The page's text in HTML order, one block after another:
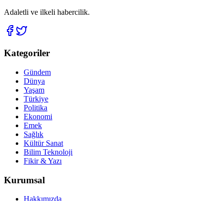
Adaletli ve ilkeli habercilik.
Kategoriler
Gündem
Dünya
Yaşam
Türkiye
Politika
Ekonomi
Emek
Sağlık
Kültür Sanat
Bilim Teknoloji
Fikir & Yazı
Kurumsal
Hakkımızda